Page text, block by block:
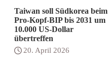
Taiwan soll Südkorea beim
Pro-Kopf-BIP bis 2031 um
10.000 US-Dollar
übertreffen
20. April 2026